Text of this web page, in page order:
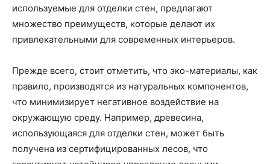
используемые для отделки стен, предлагают
множество преимуществ, которые делают их
привлекательными для современных интерьеров.
Прежде всего, стоит отметить, что эко-материалы, как
правило, производятся из натуральных компонентов,
что минимизирует негативное воздействие на
окружающую среду. Например, древесина,
использующаяся для отделки стен, может быть
получена из сертифицированных лесов, что